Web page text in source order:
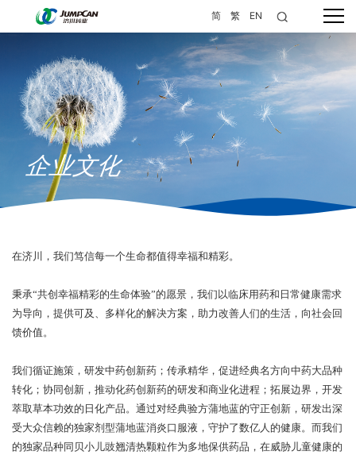
简 繁 EN
企业文化
在济川，我们笃信每一个生命都值得幸福和精彩。
秉承“共创幸福精彩的生命体验”的愿景，我们以临床用药和日常健康需求
为导向，提供可及、多样化的解决方案，助力改善人们的生活，向社会回
馈价值。
我们循证施策，研发中药创新药；传承精华，促进经典名方向中药大品种
转化；协同创新，推动化药创新药的研发和商业化进程；拓展边界，开发
萃取草本功效的日化产品。通过对经典验方蒲地蓝的守正创新，研发出深
受大众信赖的独家剂型蒲地蓝消炎口服液，守护了数亿人的健康。而我们
的独家品种同贝小儿豉翘清热颗粒作为多地保供药品，在威胁儿童健康的